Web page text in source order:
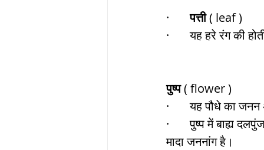
· पत्ती ( leaf )
·       यह हरे रंग की
पुष्प ( flower )
·       यह पौधे का
·       पुष्प में बाह्य
मादा जननांग है।